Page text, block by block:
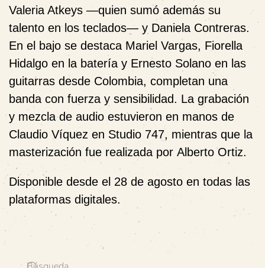
Valeria Atkeys —quien sumó además su
talento en los teclados— y Daniela Contreras.
En el bajo se destaca Mariel Vargas, Fiorella
Hidalgo en la batería y Ernesto Solano en las
guitarras desde Colombia, completan una
banda con fuerza y sensibilidad. La grabación
y mezcla de audio estuvieron en manos de
Claudio Víquez en Studio 747, mientras que la
masterización fue realizada por Alberto Ortiz.
Disponible desde el 28 de agosto en todas las
plataformas digitales.